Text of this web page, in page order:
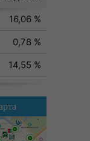
16,06 %
0,78 %
14,55 %